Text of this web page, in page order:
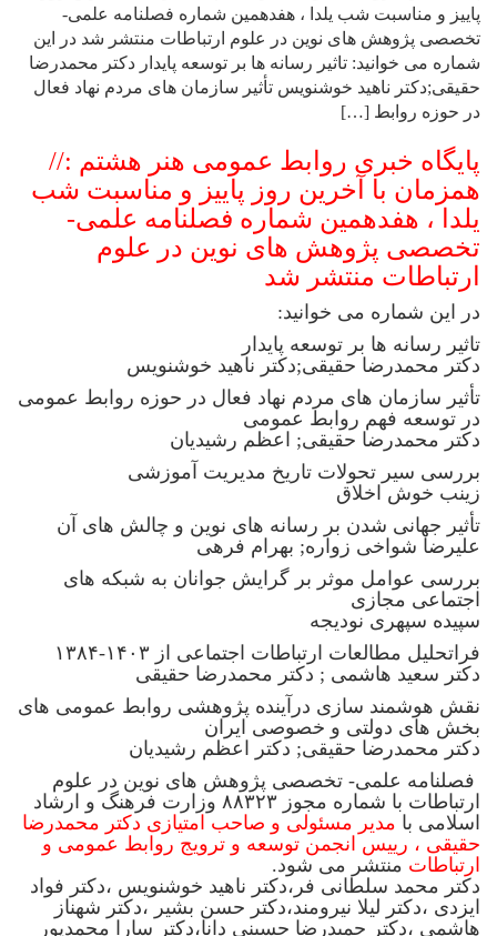
پاییز و مناسبت شب یلدا ، هفدهمین شماره فصلنامه علمی-
تخصصی پژوهش های نوین در علوم ارتباطات منتشر شد در این
شماره می خوانید: تاثیر رسانه ها بر توسعه پایدار دکتر محمدرضا
حقیقی;دکتر ناهید خوشنویس تأثیر سازمان های مردم نهاد فعال
در حوزه روابط […]
پایگاه خبری روابط عمومی هنر هشتم ://
همزمان با آخرین روز پاییز و مناسبت شب
یلدا ، هفدهمین شماره فصلنامه علمی-
تخصصی پژوهش های نوین در علوم
ارتباطات منتشر شد
در این شماره می خوانید:
تاثیر رسانه ها بر توسعه پایدار
دکتر محمدرضا حقیقی;دکتر ناهید خوشنویس
تأثیر سازمان های مردم نهاد فعال در حوزه روابط عمومی
در توسعه فهم روابط عمومی
دکتر محمدرضا حقیقی; اعظم رشیدیان
بررسی سیر تحولات تاریخ مدیریت آموزشی
زینب خوش اخلاق
تأثیر جهانی شدن بر رسانه های نوین و چالش های آن
علیرضا شواخی زواره; بهرام فرهی
بررسی عوامل موثر بر گرایش جوانان به شبکه های
اجتماعی مجازی
سپیده سپهری نودیجه
فراتحلیل مطالعات ارتباطات اجتماعی از ۱۴۰۳-۱۳۸۴
دکتر سعید هاشمی ; دکتر محمدرضا حقیقی
نقش هوشمند سازی درآینده پژوهشی روابط عمومی های
بخش های دولتی و خصوصی ایران
دکتر محمدرضا حقیقی; دکتر اعظم رشیدیان
فصلنامه علمی- تخصصی پژوهش های نوین در علوم
ارتباطات با شماره مجوز ۸۸۳۲۳ وزارت فرهنگ و ارشاد
اسلامی با مدیر مسئولی و صاحب امتیازی دکتر محمدرضا
حقیقی ، رییس انجمن توسعه و ترویج روابط عمومی و
ارتباطات منتشر می شود.
دکتر محمد سلطانی فر،دکتر ناهید خوشنویس ،دکتر فواد
ایزدی ،دکتر لیلا نیرومند،دکتر حسن بشیر ،دکتر شهناز
هاشمی ،دکتر حمیدرضا حسینی دانا،دکتر سارا محمدپور